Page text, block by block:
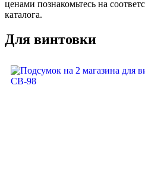
ценами познакомьтесь на
каталога.
Для винтовки